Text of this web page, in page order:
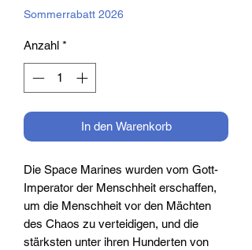
Sommerrabatt 2026
Anzahl *
In den Warenkorb
Die Space Marines wurden vom Gott-
Imperator der Menschheit erschaffen,
um die Menschheit vor den Mächten
des Chaos zu verteidigen, und die
stärksten unter ihren Hunderten von